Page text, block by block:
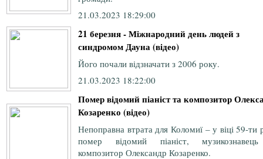
21.03.2023 18:29:00
21 березня - Міжнародний день людей з
синдромом Дауна (відео)
Його почали відзначати з 2006 року.
21.03.2023 18:22:00
Помер відомий піаніст та композитор
Козаренко (відео)
Непоправна втрата для Коломиї – у віці 59-ти
помер відомий піаніст,
композитор Олександр Козаренко.